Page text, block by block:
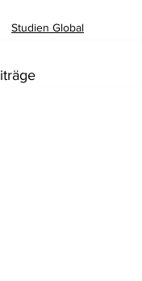
Studien Global